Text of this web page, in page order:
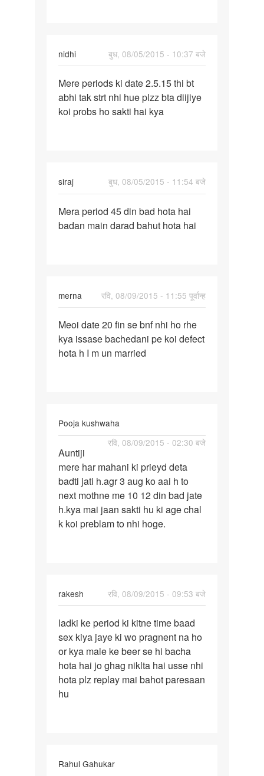
nidhi
बुध, 08/05/2015 - 10:37 बजे
Mere
periods
ki
Mere periods ki date 2.5.15 thi bt
abhi tak strt nhi hue plzz bta diijiye
koi probs ho sakti hai kya
siraj
बुध, 08/05/2015 - 11:54 बजे
Mera
period
Mera period 45 din bad hota hai
badan main darad bahut hota hai
merna
रवि, 08/09/2015 - 11:55 पूर्वान्ह
Meoi
date
20
Meoi date 20 fin se bnf nhi ho rhe
kya issase bachedani pe koi defect
hota h I m un married
Pooja kushwaha
रवि, 08/09/2015 - 02:30 बजे
Auntiji
mere
har
mahani
ki
Auntiji
mere har mahani ki prieyd deta
badti jati h.agr 3 aug ko aai h to
next mothne me 10 12 din bad jate
h.kya mai jaan sakti hu ki age chal
k koi preblam to nhi hoge.
rakesh
रवि, 08/09/2015 - 09:53 बजे
ladki
ke
period
ki
kitne
time
ladki ke period ki kitne time baad
sex kiya jaye ki wo pragnent na ho
or kya male ke beer se hi bacha
hota hai jo ghag niklta hai usse nhi
hota plz replay mai bahot paresaan
hu
Rahul Gahukar